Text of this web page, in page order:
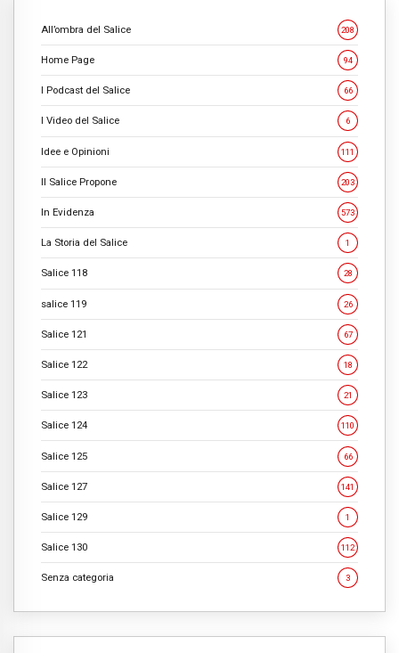
All’ombra del Salice 208
Home Page 94
I Podcast del Salice 66
I Video del Salice 6
Idee e Opinioni 111
Il Salice Propone 203
In Evidenza 573
La Storia del Salice 1
Salice 118 28
salice 119 26
Salice 121 67
Salice 122 18
Salice 123 21
Salice 124 110
Salice 125 66
Salice 127 141
Salice 129 1
Salice 130 112
Senza categoria 3